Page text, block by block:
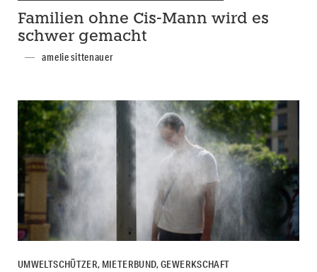
Familien ohne Cis-Mann wird es
schwer gemacht
amelie sittenauer
UMWELTSCHÜTZER, MIETERBUND, GEWERKSCHAFT